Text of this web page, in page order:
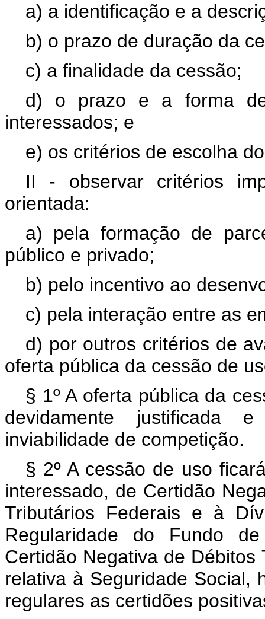
a) a identificação e a
b) o prazo de duração da
c) a finalidade da cessão;
d) o prazo e a forma de
interessados; e
e) os critérios de escolha
II - observar critérios
orientada:
a) pela formação de
público e privado;
b) pelo incentivo ao
c) pela interação entre as
d) por outros critérios de
oferta pública da cessão de
§ 1º A oferta pública da
devidamente justificada
inviabilidade de competição.
§ 2º A cessão de uso
interessado, de Certidão
Tributários Federais e à
Regularidade do Fundo
Certidão Negativa de
relativa à Seguridade Social,
regulares as certidões